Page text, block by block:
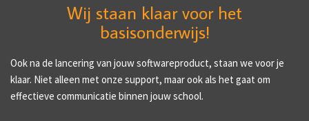
Wij staan klaar voor het
basisonderwijs!
Ook na de lancering van jouw softwareproduct, staan we voor je
klaar. Niet alleen met onze support, maar ook als het gaat om
effectieve communicatie binnen jouw school.